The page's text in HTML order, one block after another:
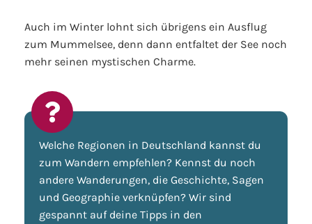
Auch im Winter lohnt sich übrigens ein Ausflug
zum Mummelsee, denn dann entfaltet der See noch
mehr seinen mystischen Charme.
Welche Regionen in Deutschland kannst du
zum Wandern empfehlen? Kennst du noch
andere Wanderungen, die Geschichte, Sagen
und Geographie verknüpfen? Wir sind
gespannt auf deine Tipps in den